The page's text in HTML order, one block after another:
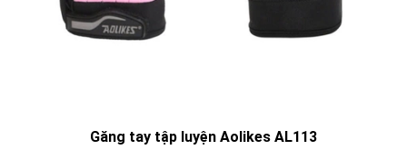
Găng tay tập luyện Aolikes AL113